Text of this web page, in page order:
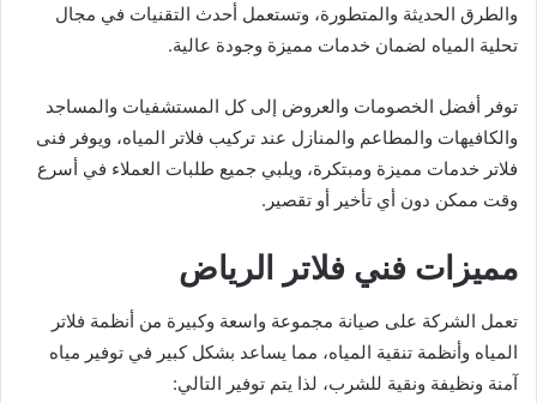
والطرق الحديثة والمتطورة، وتستعمل أحدث التقنيات في مجال
تحلية المياه لضمان خدمات مميزة وجودة عالية.
توفر أفضل الخصومات والعروض إلى كل المستشفيات والمساجد
والكافيهات والمطاعم والمنازل عند تركيب فلاتر المياه، ويوفر فنى
فلاتر خدمات مميزة ومبتكرة، ويلبي جميع طلبات العملاء في أسرع
وقت ممكن دون أي تأخير أو تقصير.
مميزات فني فلاتر الرياض
تعمل الشركة على صيانة مجموعة واسعة وكبيرة من أنظمة فلاتر
المياه وأنظمة تنقية المياه، مما يساعد بشكل كبير في توفير مياه
آمنة ونظيفة ونقية للشرب، لذا يتم توفير التالي: